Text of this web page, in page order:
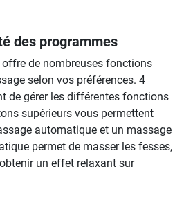
des programmes
de nombreuses fonctions
selon vos préférences. 4
de gérer les différentes fonctions
supérieurs vous permettent
automatique et un massage
permet de masser les fesses,
un effet relaxant sur